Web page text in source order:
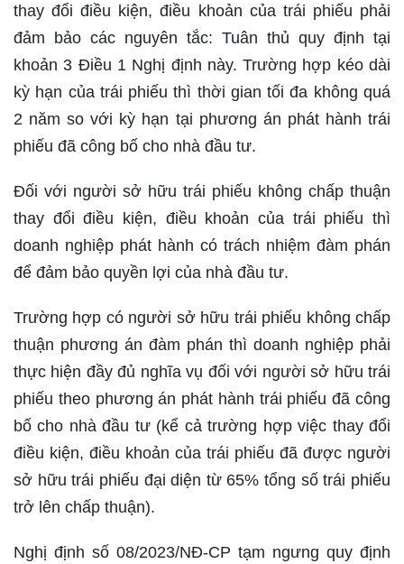
thay đổi điều kiện, điều khoản của trái phiếu phải
đảm bảo các nguyên tắc: Tuân thủ quy định tại
khoản 3 Điều 1 Nghị định này. Trường hợp kéo dài
kỳ hạn của trái phiếu thì thời gian tối đa không quá
2 năm so với kỳ hạn tại phương án phát hành trái
phiếu đã công bố cho nhà đầu tư.
Đối với người sở hữu trái phiếu không chấp thuận
thay đổi điều kiện, điều khoản của trái phiếu thì
doanh nghiệp phát hành có trách nhiệm đàm phán
để đảm bảo quyền lợi của nhà đầu tư.
Trường hợp có người sở hữu trái phiếu không chấp
thuận phương án đàm phán thì doanh nghiệp phải
thực hiện đầy đủ nghĩa vụ đối với người sở hữu trái
phiếu theo phương án phát hành trái phiếu đã công
bố cho nhà đầu tư (kể cả trường hợp việc thay đổi
điều kiện, điều khoản của trái phiếu đã được người
sở hữu trái phiếu đại diện từ 65% tổng số trái phiếu
trở lên chấp thuận).
Nghị định số 08/2023/NĐ-CP tạm ngưng quy định